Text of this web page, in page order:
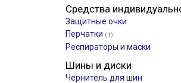
Средства
Защитные очки
Перчатки (1)
Респираторы и маски
Шины и диски
Чернитель для шин